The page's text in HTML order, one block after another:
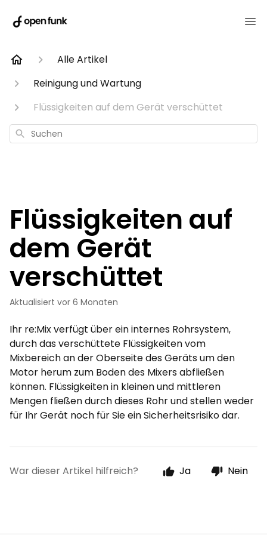
Alle Artikel
Reinigung und Wartung
Flüssigkeiten auf dem Gerät verschüttet
Suchen
Flüssigkeiten auf
dem Gerät
verschüttet
Aktualisiert vor 6 Monaten
Ihr re:Mix verfügt über ein internes Rohrsystem,
durch das verschüttete Flüssigkeiten vom
Mixbereich an der Oberseite des Geräts um den
Motor herum zum Boden des Mixers abfließen
können. Flüssigkeiten in kleinen und mittleren
Mengen fließen durch dieses Rohr und stellen weder
für Ihr Gerät noch für Sie ein Sicherheitsrisiko dar.
War dieser Artikel hilfreich? Ja Nein